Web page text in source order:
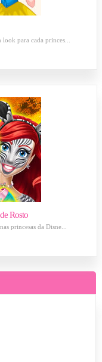
para cada princes...
Rosto
princesas da Disne...